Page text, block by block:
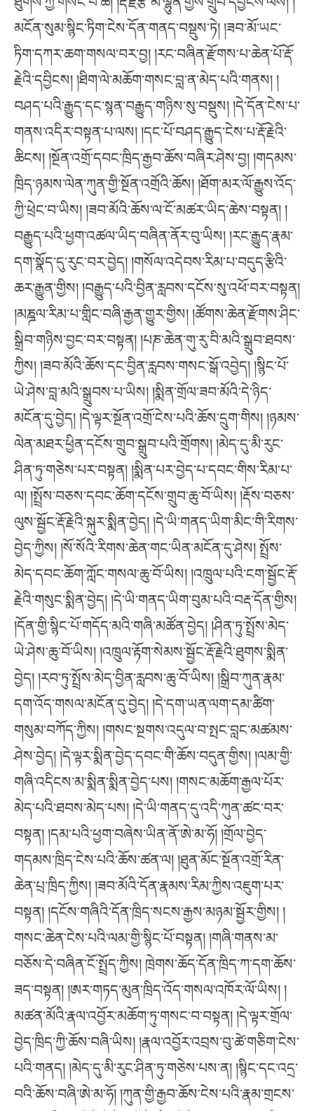
མངོན་སུམ་སྙིང་ཏིག་ངེས་དོན་གནད་བསྡུས་ཏེ། །ཟབ་མོ་ཡང་
ཏིག་དཀར་ཆག་གསལ་བར་བྱ། །རང་བཞིན་རྫོགས་པ་ཆེན་པོ་རྡོ་
རྗེའི་དབྱིངས། །ཐིག་ལེ་མཆོག་གསང་བླ་ན་མེད་པའི་གནས། །
བཤད་པའི་རྒྱུད་དང་སྙན་བརྒྱུད་གཉིས་སུ་བསྡུས། །དེ་དོན་ངེས་པ་
གནས་འདིར་བསྟན་པ་ལས། །དང་པོ་བཤད་རྒྱུད་ངེས་པ་རྡོ་རྗེའི་
ཆིངས། །སྔོན་འགྲོ་དབང་ཁྲིད་རྒྱབ་ཆོས་བཞིར་ཤེས་བྱ། །གདམས་
ཁྲིད་ཉམས་ལེན་ཀུན་གྱི་སྔོན་འགྲོའི་ཆོས། །ཐོག་མར་ལོ་རྒྱུས་འོད་
ཀྱི་ཕྲེང་བ་ཡིས། །ཟབ་མོའི་ཆོས་ལ་ངོ་མཚར་ཡིད་ཆེས་བསྟན། །
བརྒྱུད་པའི་ཕྱག་འཚལ་ཡིད་བཞིན་ནོར་བུ་ཡིས། །རང་རྒྱུད་རྣམ་
དག་སྣོད་དུ་རུང་བར་བྱེད། །གསོལ་འདེབས་རིམ་པ་བདུད་རྩིའི་
ཆར་རྒྱུན་གྱིས། །བརྒྱུད་པའི་བྱིན་རླབས་དངོས་སུ་འཕོ་བར་བསྟན།
།མཎྜལ་རིམ་པ་གླིང་བཞི་རྒྱན་གྱུར་གྱིས། །ཚོགས་ཆེན་རྫོགས་ཤིང་
སྒྲིབ་གཉིས་བྱང་བར་བསྟན། །པཎ་ཆེན་གུ་རུ་བི་མའི་སྒྲུབ་ཐབས་
ཀྱིས། །ཟབ་མོའི་ཆོས་དང་བྱིན་རླབས་གསང་སྒོ་འབྱེད། །སྙིང་པོ་
ཡེ་ཤེས་བླ་མའི་སྒྲུབས་པ་ཡིས། །སྨིན་གྲོལ་ཟབ་མོའི་དེ་ཉིད་
མངོན་དུ་བྱེད། །དེ་ལྟར་སྔོན་འགྲོ་ངེས་པའི་ཆོས་དྲུག་གིས། །ཉམས་
ལེན་མཐར་ཕྱིན་དངོས་གྲུབ་སྒྲུབ་པའི་གྲོགས། །མེད་དུ་མི་རུང་
ཤིན་ཏུ་གཅེས་པར་བསྟན། །སྨིན་པར་བྱེད་པ་དབང་གིས་རིམ་པ་
ལ། །སྤྲོས་བཅས་དབང་ཆོག་དངོས་གྲུབ་ཆུ་བོ་ཡིས། །རྡོས་བཅས་
ལུས་སྦྱོང་རྡོ་རྗེའི་སྐུར་སྨིན་བྱེད། །དེ་ཡི་གནད་ཡིག་མིང་གི་རིགས་
བྱེད་ཀྱིས། །སོ་སོའི་རིགས་ཆེན་གང་ཡིན་མངོན་དུ་ཤེས། སྤྲོས་
མེད་དབང་ཆོག་ཀློང་གསལ་ཆུ་བོ་ཡིས། །འཁྲུལ་པའི་ངག་སྦྱོང་རྡོ་
རྗེའི་གསུང་སྨིན་བྱེད། །དེ་ཡི་གནད་ཡིག་བུམ་པའི་བརྡ་དོན་གྱིས།
།དོན་གྱི་སྙིང་པོ་གདོད་མའི་གཞི་མཚོན་བྱེད། །ཤིན་ཏུ་སྤྲོས་མེད་
ཡེ་ཤེས་ཆུ་བོ་ཡིས། །འཁྲུལ་རྟོག་སེམས་སྦྱོང་རྡོ་རྗེའི་ཐུགས་སྨིན་
བྱེད། །རབ་ཏུ་སྤྲོས་མེད་བྱིན་རླབས་ཆུ་བོ་ཡིས། །སྒྲིབ་ཀུན་རྣམ་
དག་འོད་གསལ་མངོན་དུ་བྱེད། །དེ་དག་ཡན་ལག་དམ་ཚིག་
གསུམ་བཀོད་ཀྱིས། །གསང་སྔགས་འདུལ་བ་སྤང་བླང་མཚམས་
ཤེས་བྱེད། །དེ་ལྟར་སྨིན་བྱེད་དབང་གི་ཆོས་བདུན་གྱིས། །ལམ་གྱི་
གཞི་འདིངས་མ་སྨིན་སྨིན་བྱེད་པས། །གསང་མཆོག་རྒྱལ་པོར་
མེད་པའི་ཐབས་མེད་པས། །དེ་ཡི་གནད་དུ་འདི་ཀུན་ཚང་བར་
བསྟན། །དམ་པའི་ཕྱག་བཞེས་ཡིན་ནོ་ཨེ་མ་ཧོ། །གྲོལ་བྱེད་
གདམས་ཁྲིད་ངེས་པའི་ཆོས་ཚན་ལ། །ཐུན་མོང་སྔོན་འགྲོ་རིན་
ཆེན་པྲ་ཁྲིད་ཀྱིས། །ཟབ་མོའི་དོན་རྣམས་རིམ་ཀྱིས་འཇུག་པར་
བསྟན། །དངོས་གཞིའི་དོན་ཁྲིད་སངས་རྒྱས་མཉམ་སྦྱོར་གྱིས། །
གསང་ཆེན་ངེས་པའི་ལམ་གྱི་སྙིང་པོ་བསྟན། །གཞི་གནས་མ་
བཅོས་དེ་བཞིན་ངོ་སྤྲོད་ཀྱིས། ཁྲེགས་ཆོད་དོན་ཁྲིད་ཀ་དག་ཆོས་
ཟད་བསྟན། །ཨར་གཏད་མུན་ཁྲིད་འོད་གསལ་འཁོར་ལོ་ཡིས། །
མཚན་མོའི་རྣལ་འབྱོར་མཆོག་ཏུ་གསང་བ་བསྟན། །དེ་ལྟར་གྲོལ་
བྱེད་ཁྲིད་ཀྱི་ཆོས་བཞི་ཡིས། །རྣལ་འབྱོར་འབྲས་བུ་ཚེ་གཅིག་ངེས་
པའི་གནད། །མེད་དུ་མི་རུང་ཤིན་ཏུ་གཅེས་པས་ན། །སྙིང་དང་འདྲ་
བའི་ཆོས་བཞི་ཨེ་མ་ཧོ། །ཀུན་གྱི་རྒྱབ་ཆོས་ངེས་པའི་རྣམ་གྲངས་